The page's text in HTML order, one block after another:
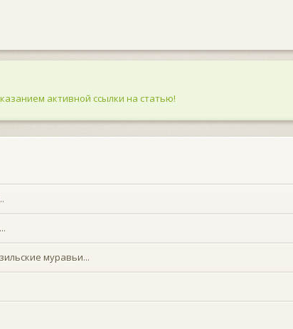
активной ссылки на статью!
муравьи...